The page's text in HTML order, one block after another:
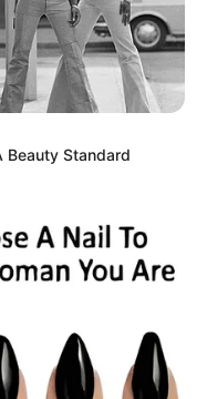
ΑΚΟΛΟΥΘΉΣΤΕ
Beauty Standard